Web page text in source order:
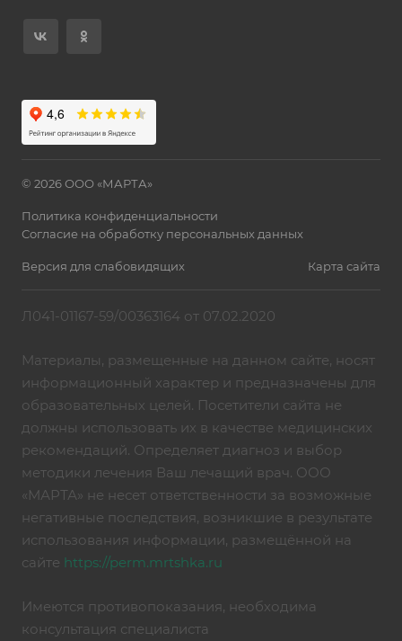
© 2026 ООО «МАРТА»
Политика конфиденциальности
Согласие на обработку персональных данных
Версия для слабовидящих Карта сайта
Л041-01167-59/00363164 от 07.02.2020
Материалы, размещенные на данном сайте, носят
информационный характер и предназначены для
образовательных целей. Посетители сайта не
должны использовать их в качестве медицинских
рекомендаций. Определяет диагноз и выбор
методики лечения Ваш лечащий врач. ООО
«МАРТА» не несет ответственности за возможные
негативные последствия, возникшие в результате
использования информации, размещённой на
сайте https://perm.mrtshka.ru
Имеются противопоказания, необходима
консультация специалиста